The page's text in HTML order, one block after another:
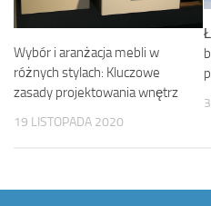
Wybór i aranżacja mebli w
różnych stylach: Kluczowe
zasady projektowania wnętrz
19 LISTOPADA 2020